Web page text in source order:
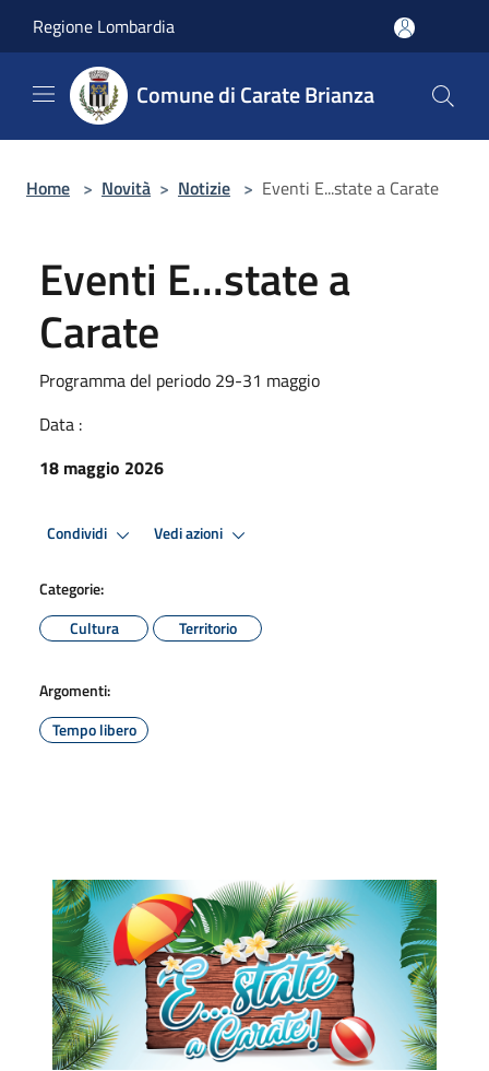
Regione Lombardia
Comune di Carate Brianza
Home > Novità > Notizie > Eventi E...state a Carate
Eventi E...state a
Carate
Programma del periodo 29-31 maggio
Data :
18 maggio 2026
Condividi Vedi azioni
Categorie:
Cultura
Territorio
Argomenti:
Tempo libero